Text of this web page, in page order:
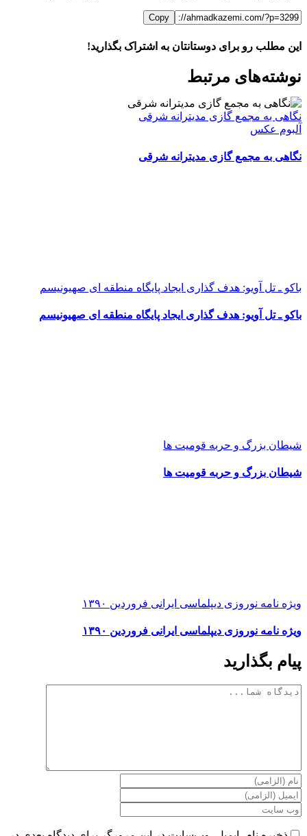
Copy
این مطلب رو برای دوستانتان به اشتراک بگذارید!
FacebookX
LinkedIn
WhatsApp
Telegram
ایمیل
نوشته‌‌های مرتبط
نگاهی به مجمع گازی مدیترانه شرقی
آلبوم عکس
نگاهی به مجمع گازی مدیترانه شرقی
باکو ـ تل آویو: هدف گذاری ایجاد پایگاه منطقه ای صهیونیسم
باکو ـ تل آویو: هدف گذاری ایجاد پایگاه منطقه ای صهیونیسم
شیطان بزرگ و حربه قومیت ها
شیطان بزرگ و حربه قومیت ها
ویژه نامه نوروزی دیپلماسی ایرانی فروردین ۱۳۹۰
ویژه نامه نوروزی دیپلماسی ایرانی فروردین ۱۳۹۰
پیام بگذارید
دیدگاه